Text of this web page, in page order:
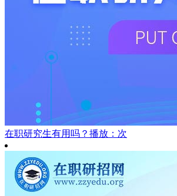
在职研究生有用吗？ 播放：次